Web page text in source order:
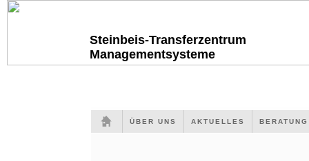
Steinbeis-Transferzentrum
Managementsysteme
ÜBER UNS AKTUELLES